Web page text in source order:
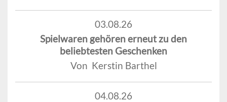
03.08.26
Spielwaren gehören erneut zu den
beliebtesten Geschenken
Von Kerstin Barthel
04.08.26